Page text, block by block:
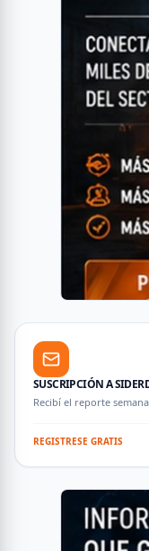
SUSCRIPCIÓN A
Recibí el reporte
REGISTRESE GRATIS